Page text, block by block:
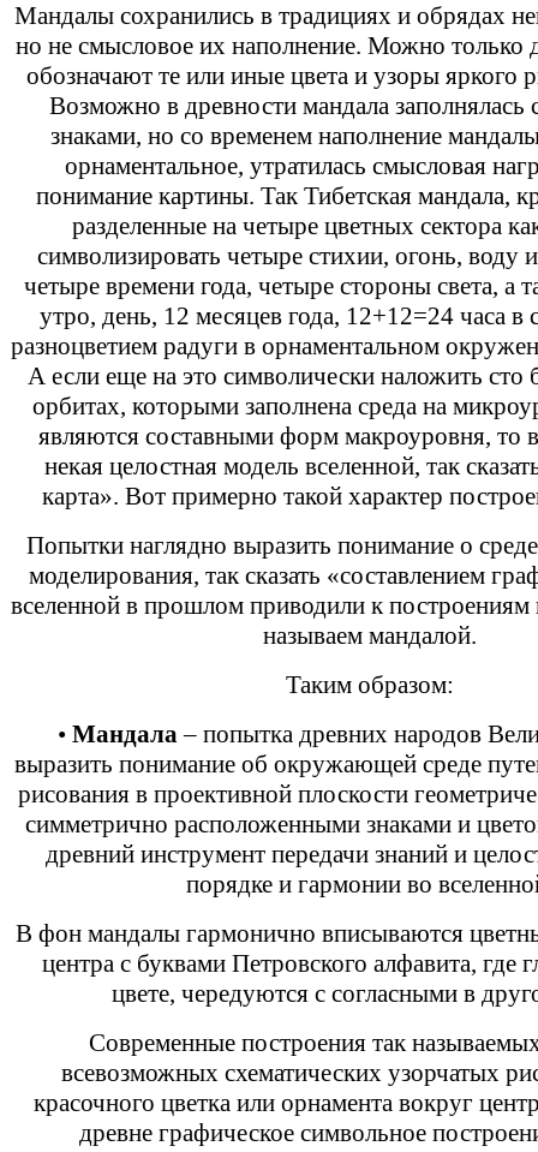
Мандалы сохранились в традициях и обрядах
но не смысловое их наполнение. Можно только
обозначают те или иные цвета и узоры яркого
Возможно в древности мандала заполнялась
знаками, но со временем наполнение
орнаментальное, утратилась смысловая
понимание картины. Так Тибетская мандала,
разделенные на четыре цветных сектора
символизировать четыре стихии, огонь, воду
четыре времени года, четыре стороны света, а
утро, день, 12 месяцев года, 12+12=24 часа в
разноцветием радуги в орнаментальном
А если еще на это символически наложить сто
орбитах, которыми заполнена среда на
являются составными форм макроуровня, то
некая целостная модель вселенной, так
карта». Вот примерно такой характер
Попытки наглядно выразить понимание о
моделирования, так сказать «составлением
вселенной в прошлом приводили к построениям
называем мандалой.
Таким образом:
• Мандала– попытка древних народов
выразить понимание об окружающей среде
рисования в проективной плоскости
симметрично расположенными знаками и
древний инструмент передачи знаний и
порядке и гармонии во
В фон мандалы гармонично вписываются
центра с буквами Петровского алфавита, где
цвете, чередуются с согласными в
Современные построения так
всевозможных схематических узорчатых
красочного цветка или орнамента вокруг
древне графическое символьное